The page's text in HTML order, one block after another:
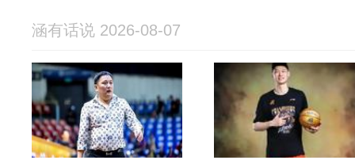
涵有话说 2026-08-07